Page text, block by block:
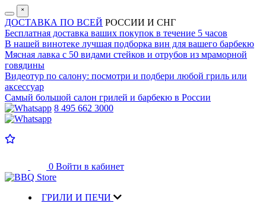
˟
ДОСТАВКА ПО ВСЕЙ РОССИИ И СНГ
Бесплатная доставка ваших покупок в течение 5 часов
В нашей винотеке лучшая подборка вин для вашего барбекю
Мясная лавка с 50 видами стейков и отрубов из мраморной
говядины
Видеотур по салону: посмотри и подбери любой гриль или
аксессуар
Самый большой салон грилей и барбекю в России
8 495 662 3000
0 Войти в кабинет
ГРИЛИ И ПЕЧИ